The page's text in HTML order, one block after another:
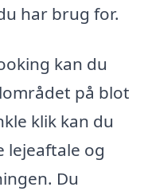
har brug for.
kan du
på blot
klik kan du
lejeaftale og
Du